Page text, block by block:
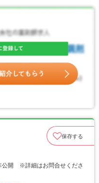
保存する
公開 ※詳細はお問合せくださ